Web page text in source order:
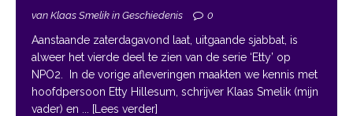
van Klaas Smelik in Geschiedenis 0
Aanstaande zaterdagavond laat, uitgaande sjabbat, is
alweer het vierde deel te zien van de serie ‘Etty’ op
NPO2. In de vorige afleveringen maakten we kennis met
hoofdpersoon Etty Hillesum, schrijver Klaas Smelik (mijn
vader) en
... [Lees verder]